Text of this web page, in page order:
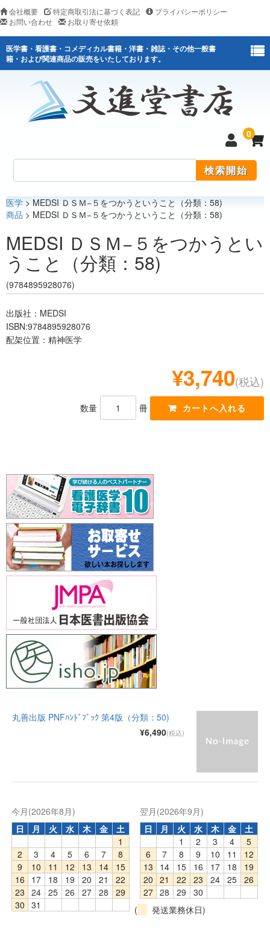
会社概要 特定商取引法に基づく表記
プライバシーポリシー
お問い合わせ
お取り寄せ依頼
医学書・看護書・コメディカル書籍・洋書・雑誌・その他一般書
籍・および関連商品の販売をいたしております。
0
医学
医薬関連
レジデント
医学 > MEDSI ＤＳＭ−５をつかうということ（分類：58)
商品 > MEDSI ＤＳＭ−５をつかうということ（分類：58)
MEDSI ＤＳＭ−５をつかうとい
うこと（分類：58)
(9784895928076)
出版社：MEDSI
ISBN:9784895928076
配架位置：精神医学
¥3,740(税込)
数量 冊
丸善出版 PNFﾊﾝﾄﾞﾌﾞｯｸ 第4版（分類：50)
¥6,490(税込)
今月(2026年8月)
日
月 火 水 木 金
土
1
2
3 4 5 6 7
8
9
10 11 12 13 14
15
16
17 18 19 20 21
22
23
24 25 26 27 28
29
30
31
翌月(2026年9月)
日
月 火 水 木 金
土
1
2 3 4
5
6
7 8 9 10 11
12
13
14 15 16 17 18
19
20
21 22 23 24 25
26
27 28 29
30
(
発送業務休日)